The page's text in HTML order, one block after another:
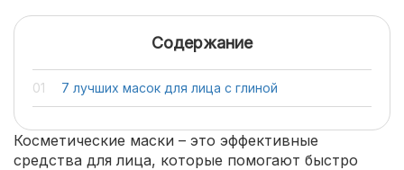
Содержание
7 лучших масок для лица с глиной
Косметические маски – это эффективные
средства для лица, которые помогают быстро